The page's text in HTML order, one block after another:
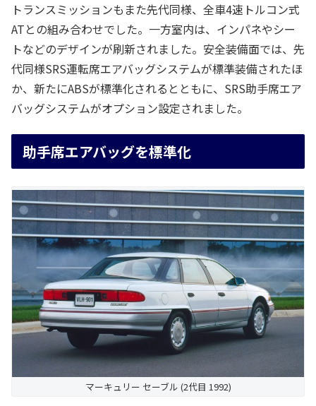
トランスミッションもまた先代同様、全車4速トルコン式
ATとの組み合わせでした。一方室内は、インパネやシー
トなどのデザインが刷新されました。安全装備面では、先
代同様SRS運転席エアバッグシステムが標準装備されたほ
か、新たにABSが標準化されるとともに、SRS助手席エア
バッグシステムがオプション設定されました。
助手席エアバッグを標準化
マーキュリー セーブル (2代目 1992)